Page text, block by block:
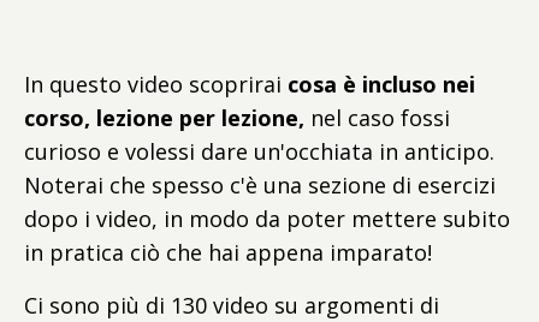
In questo video scoprirai cosa è incluso nei
corso, lezione per lezione, nel caso fossi
curioso e volessi dare un'occhiata in anticipo.
Noterai che spesso c'è una sezione di esercizi
dopo i video, in modo da poter mettere subito
in pratica ciò che hai appena imparato!
Ci sono più di 130 video su argomenti di